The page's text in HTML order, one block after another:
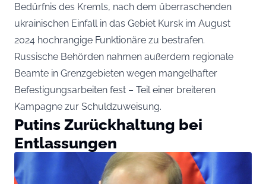
Bedürfnis des Kremls, nach dem überraschenden
ukrainischen Einfall in das Gebiet Kursk im August
2024 hochrangige Funktionäre zu bestrafen.
Russische Behörden nahmen außerdem regionale
Beamte in Grenzgebieten wegen mangelhafter
Befestigungsarbeiten fest – Teil einer breiteren
Kampagne zur Schuldzuweisung.
Putins Zurückhaltung bei
Entlassungen